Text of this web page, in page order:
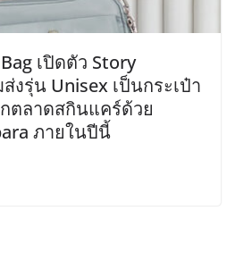
เปิดตัว Story
งรุ่น Unisex เป็นกระเป๋า
ตลาดสกินแคร์ด้วย
ภายในปีนี้